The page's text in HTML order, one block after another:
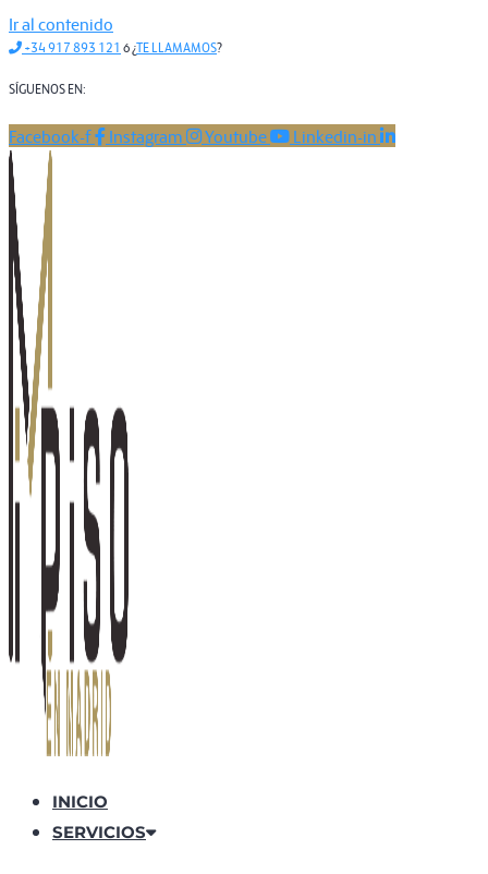
Ir al contenido
+34 917 893 121 ó ¿TE LLAMAMOS?
SÍGUENOS EN:
Facebook-f Instagram Youtube Linkedin-in
INICIO
SERVICIOS